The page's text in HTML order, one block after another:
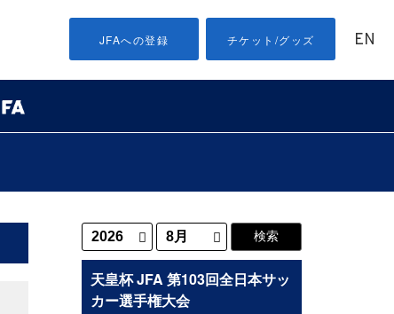
JFAへの登録 チケット/グッズ EN
天皇杯 JFA 第103回全日本サッ
カー選手権大会